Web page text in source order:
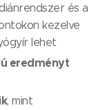
és a
kezelve
lehet
eredményt
, mint